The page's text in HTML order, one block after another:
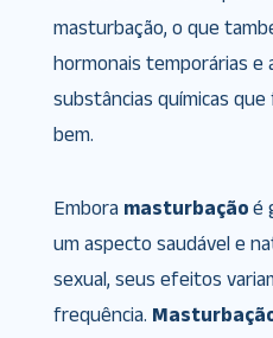
masturbação, o que
hormonais temporárias e
substâncias químicas
bem.
Embora masturbação é
um aspecto saudável e
sexual, seus efeitos
frequência.